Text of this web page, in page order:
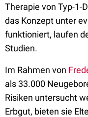
Therapie von Typ-1-
das Konzept unter
funktioniert, laufen
Studien.
Im Rahmen von
als 33.000
Risiken untersucht
Erbgut, bieten sie